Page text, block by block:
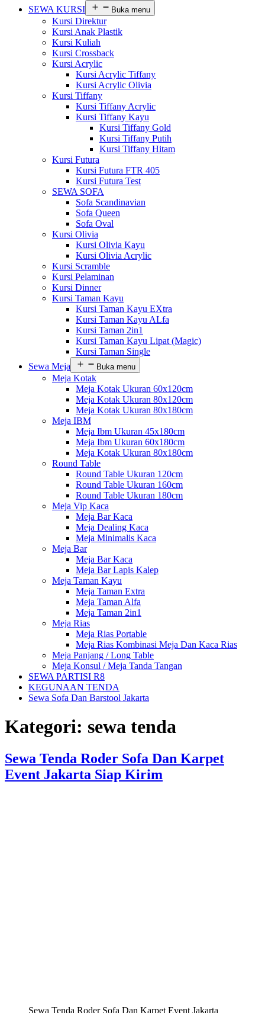
SEWA KURSI
Buka menu
Kursi Direktur
Kursi Anak Plastik
Kursi Kuliah
Kursi Crossback
Kursi Acrylic
Kursi Acrylic Tiffany
Kursi Acrylic Olivia
Kursi Tiffany
Kursi Tiffany Acrylic
Kursi Tiffany Kayu
Kursi Tiffany Gold
Kursi Tiffany Putih
Kursi Tiffany Hitam
Kursi Futura
Kursi Futura FTR 405
Kursi Futura Test
SEWA SOFA
Sofa Scandinavian
Sofa Queen
Sofa Oval
Kursi Olivia
Kursi Olivia Kayu
Kursi Olivia Acrylic
Kursi Scramble
Kursi Pelaminan
Kursi Dinner
Kursi Taman Kayu
Kursi Taman Kayu EXtra
Kursi Taman Kayu ALfa
Kursi Taman 2in1
Kursi Taman Kayu Lipat (Magic)
Kursi Taman Single
Sewa Meja
Buka menu
Meja Kotak
Meja Kotak Ukuran 60x120cm
Meja Kotak Ukuran 80x120cm
Meja Kotak Ukuran 80x180cm
Meja IBM
Meja Ibm Ukuran 45x180cm
Meja Ibm Ukuran 60x180cm
Meja Kotak Ukuran 80x180cm
Round Table
Round Table Ukuran 120cm
Round Table Ukuran 160cm
Round Table Ukuran 180cm
Meja Vip Kaca
Meja Bar Kaca
Meja Dealing Kaca
Meja Minimalis Kaca
Meja Bar
Meja Bar Kaca
Meja Bar Lapis Kalep
Meja Taman Kayu
Meja Taman Extra
Meja Taman Alfa
Meja Taman 2in1
Meja Rias
Meja Rias Portable
Meja Rias Kombinasi Meja Dan Kaca Rias
Meja Panjang / Long Table
Meja Konsul / Meja Tanda Tangan
SEWA PARTISI R8
KEGUNAAN TENDA
Sewa Sofa Dan Barstool Jakarta
Kategori: sewa tenda
Sewa Tenda Roder Sofa Dan Karpet
Event Jakarta Siap Kirim
Sewa Tenda Roder Sofa Dan Karpet Event Jakarta